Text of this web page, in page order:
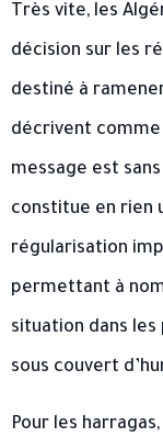
Très vite, les
décision sur les
destiné à
décrivent
message est
constitue en rien
régularisation
permettant à
situation dans les
sous couvert
Pour les